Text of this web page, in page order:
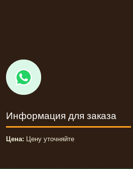
Информация для заказа
Цена: Цену уточняйте